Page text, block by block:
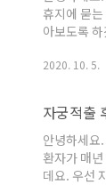
휴지에 묻
아보도록
약 피의 색
2020. 10. 5.
자궁적출
안녕하세요
환자가 매
데요. 우선